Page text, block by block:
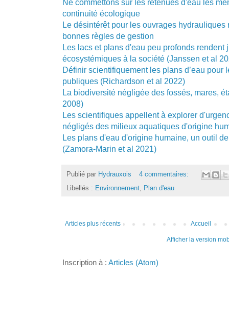
Ne commettons sur les retenues d'eau les
continuité écologique
Le désintérêt pour les ouvrages hydrauliques
bonnes règles de gestion
Les lacs et plans d'eau peu profonds rendent
écosystémiques à la société (Janssen et al
Définir scientifiquement les plans d’eau pour
publiques (Richardson et al 2022)
La biodiversité négligée des fossés, mares,
2008)
Les scientifiques appellent à explorer
négligés des milieux aquatiques d'origine
Les plans d'eau d'origine humaine, un outil
(Zamora-Marin et al 2021)
Publié par Hydrauxois
4 commentaires:
Libellés : Environnement, Plan d'eau
Articles plus récents Accueil
Afficher la version
Inscription à : Articles (Atom)